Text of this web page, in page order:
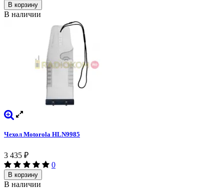
В корзину
В наличии
Чехол Motorola HLN9985
3 435 ₽
0
В корзину
В наличии